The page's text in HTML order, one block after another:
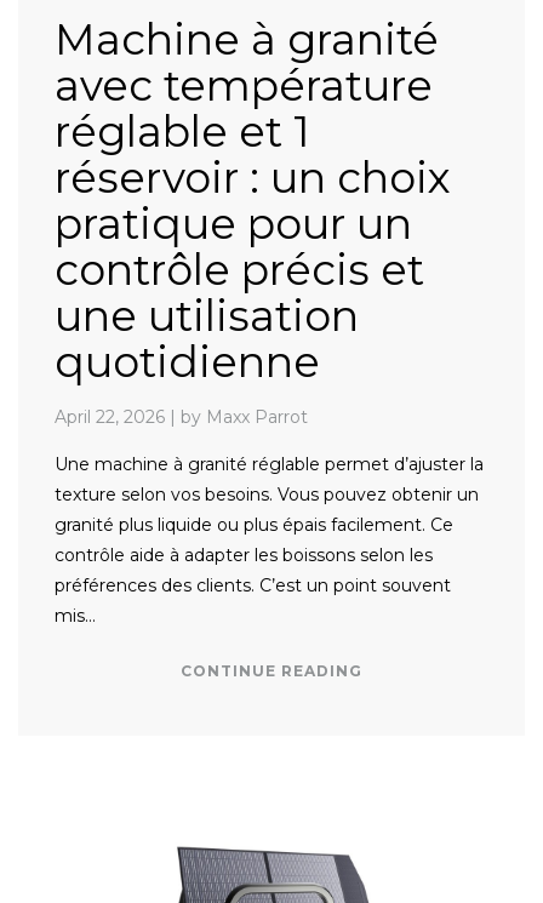
Machine à granité
avec température
réglable et 1
réservoir : un choix
pratique pour un
contrôle précis et
une utilisation
quotidienne
April 22, 2026 | by Maxx Parrot
Une machine à granité réglable permet d’ajuster la
texture selon vos besoins. Vous pouvez obtenir un
granité plus liquide ou plus épais facilement. Ce
contrôle aide à adapter les boissons selon les
préférences des clients. C’est un point souvent
mis…
CONTINUE READING